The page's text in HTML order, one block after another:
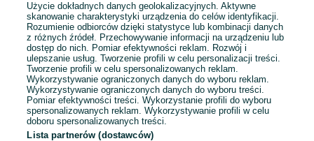
1 2 3 ... 17
Użycie dokładnych danych geolokalizacyjnych. Aktywne
skanowanie charakterystyki urządzenia do celów identyfikacji.
Rozumienie odbiorców dzięki statystyce lub kombinacji danych
z różnych źródeł. Przechowywanie informacji na urządzeniu lub
dostęp do nich. Pomiar efektywności reklam. Rozwój i
ulepszanie usług. Tworzenie profili w celu personalizacji treści.
Tworzenie profili w celu spersonalizowanych reklam.
Wykorzystywanie ograniczonych danych do wyboru reklam.
Wykorzystywanie ograniczonych danych do wyboru treści.
Pomiar efektywności treści. Wykorzystanie profili do wyboru
spersonalizowanych reklam. Wykorzystywanie profili w celu
doboru spersonalizowanych treści.
Lista partnerów (dostawców)